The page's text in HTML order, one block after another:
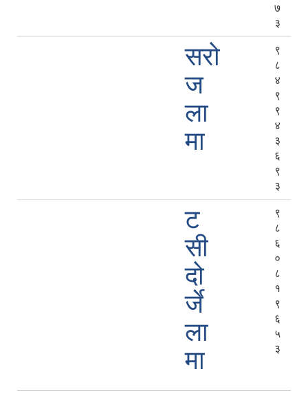
७
३
सरो
ज
ला
मा
९
८
४
९
९
४
३
६
९
३
ट
सी
दो
र्जे
ला
मा
९
८
६
०
८
१
९
६
५
३